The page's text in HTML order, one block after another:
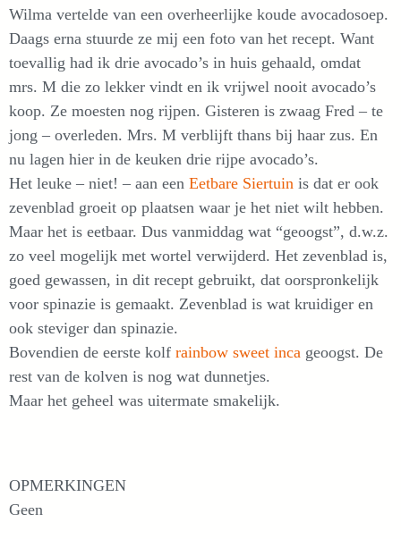
Wilma vertelde van een overheerlijke koude avocadosoep.
Daags erna stuurde ze mij een foto van het recept. Want
toevallig had ik drie avocado’s in huis gehaald, omdat
mrs. M die zo lekker vindt en ik vrijwel nooit avocado’s
koop. Ze moesten nog rijpen. Gisteren is zwaag Fred – te
jong – overleden. Mrs. M verblijft thans bij haar zus. En
nu lagen hier in de keuken drie rijpe avocado’s.
Het leuke – niet! – aan een Eetbare Siertuin is dat er ook
zevenblad groeit op plaatsen waar je het niet wilt hebben.
Maar het is eetbaar. Dus vanmiddag wat “geoogst”, d.w.z.
zo veel mogelijk met wortel verwijderd. Het zevenblad is,
goed gewassen, in dit recept gebruikt, dat oorspronkelijk
voor spinazie is gemaakt. Zevenblad is wat kruidiger en
ook steviger dan spinazie.
Bovendien de eerste kolf rainbow sweet inca geoogst. De
rest van de kolven is nog wat dunnetjes.
Maar het geheel was uitermate smakelijk.
OPMERKINGEN
Geen